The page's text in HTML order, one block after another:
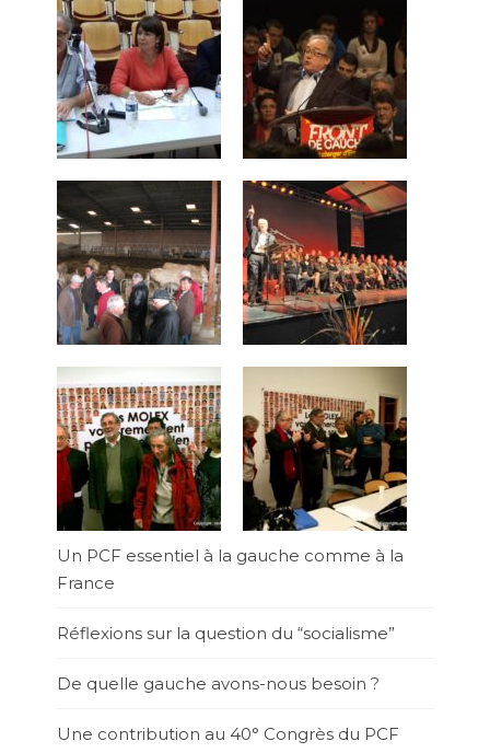
Un PCF essentiel à la gauche comme à la
France
Réflexions sur la question du “socialisme”
De quelle gauche avons-nous besoin ?
Une contribution au 40° Congrès du PCF